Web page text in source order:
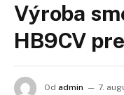
Výroba
HB9CV
Od admin 7.